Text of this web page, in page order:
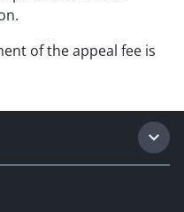
of the appeal fee is